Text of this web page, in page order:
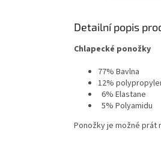
Detailní popis
Chlapecké ponožky
77% Bavlna
12%
6% Elastane
5% Polyamidu
Ponožky je možné prát